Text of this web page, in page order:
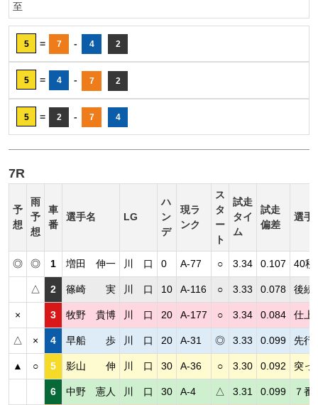
至
5 = 7 - 4 2
5 = 4 - 7 2
5 = 2 - 7 4
7R
予
想
雨
予
想
車
番
選手名 LG
ハ
ン
デ
現ラ
ンク
ス
タ
ー
ト
試走
タイ
ム
試走
偏差
選手
◎ ◎ 1 増田 伸一 川 口 0 A-77 ○ 3.34 0.107 40秒
△ 2 篠崎 実 川 口 10 A-116 ○ 3.33 0.078 後続
× 3 牧野 貴博 川 口 20 A-177 ○ 3.34 0.084 仕上
△ × 4 早船 歩 川 口 20 A-31 ◎ 3.33 0.099 先行
▲ ○ 5 影山 伸 川 口 30 A-36 ○ 3.30 0.092 突っ
6 中野 憲人 川 口 30 A-4 △ 3.31 0.099 ７番